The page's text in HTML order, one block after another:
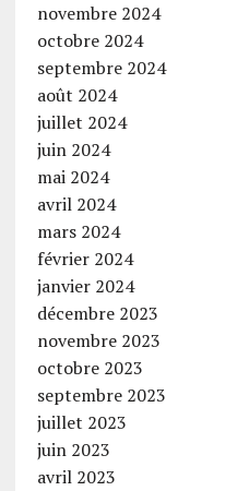
novembre 2024
octobre 2024
septembre 2024
août 2024
juillet 2024
juin 2024
mai 2024
avril 2024
mars 2024
février 2024
janvier 2024
décembre 2023
novembre 2023
octobre 2023
septembre 2023
juillet 2023
juin 2023
avril 2023